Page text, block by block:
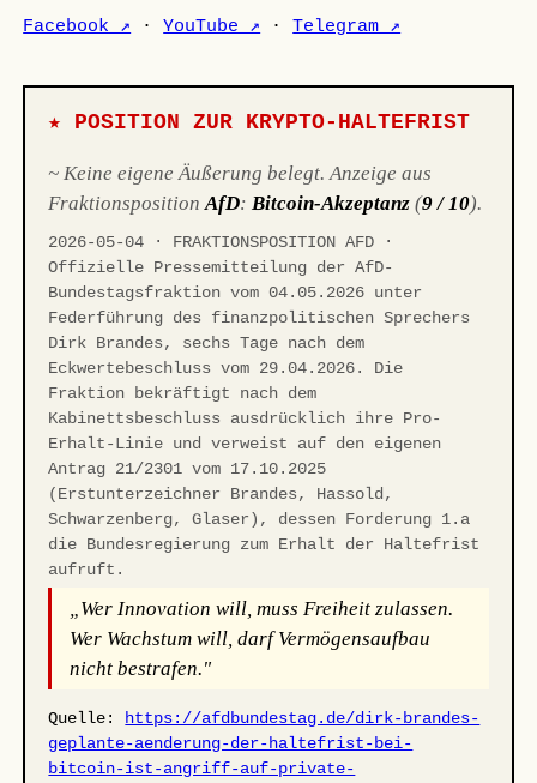
Facebook ↗ ·YouTube ↗ ·Telegram ↗
★ POSITION ZUR KRYPTO-HALTEFRIST
~ Keine eigene Äußerung belegt. Anzeige aus
FraktionspositionAfD:Bitcoin-Akzeptanz (9 / 10).
2026-05-04 · FRAKTIONSPOSITION AFD ·
Offizielle Pressemitteilung der AfD-
Bundestagsfraktion vom 04.05.2026 unter
Federführung des finanzpolitischen Sprechers
Dirk Brandes, sechs Tage nach dem
Eckwertebeschluss vom 29.04.2026. Die
Fraktion bekräftigt nach dem
Kabinettsbeschluss ausdrücklich ihre Pro-
Erhalt-Linie und verweist auf den eigenen
Antrag 21/2301 vom 17.10.2025
(Erstunterzeichner Brandes, Hassold,
Schwarzenberg, Glaser), dessen Forderung 1.a
die Bundesregierung zum Erhalt der Haltefrist
aufruft.
„Wer Innovation will, muss Freiheit zulassen.
Wer Wachstum will, darf Vermögensaufbau
nicht bestrafen."
Quelle: https://afdbundestag.de/dirk-brandes-
geplante-aenderung-der-haltefrist-bei-
bitcoin-ist-angriff-auf-private-